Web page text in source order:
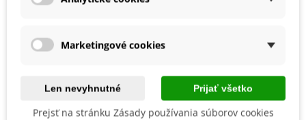
Mohli byste ešte potrebovať
Marketingové cookies
Len nevyhnutné Prijať všetko
Prejsť na stránku Zásady používania súborov cookies